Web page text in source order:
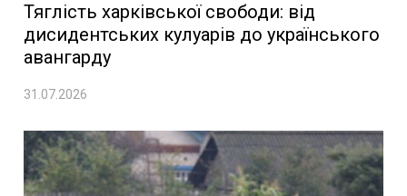
Тяглість харківської свободи: від
дисидентських кулуарів до українського
авангарду
31.07.2026